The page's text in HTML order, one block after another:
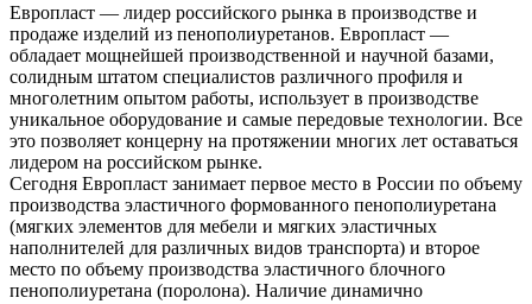
Европласт — лидер российского рынка в производстве и
продаже изделий из пенополиуретанов. Европласт —
обладает мощнейшей производственной и научной базами,
солидным штатом специалистов различного профиля и
многолетним опытом работы, использует в производстве
уникальное оборудование и самые передовые технологии. Все
это позволяет концерну на протяжении многих лет оставаться
лидером на российском рынке.
Сегодня Европласт занимает первое место в России по объему
производства эластичного формованного пенополиуретана
(мягких элементов для мебели и мягких эластичных
наполнителей для различных видов транспорта) и второе
место по объему производства эластичного блочного
пенополиуретана (поролона). Наличие динамично